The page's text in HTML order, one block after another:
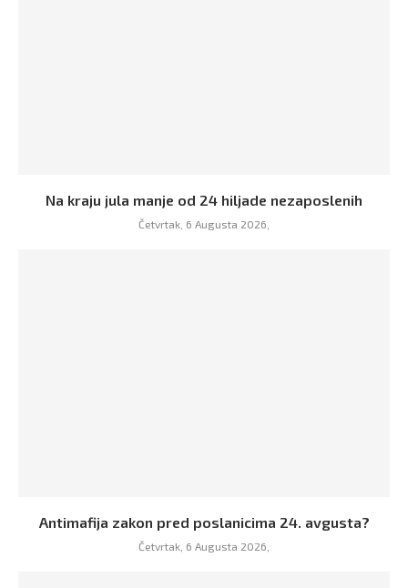
Na kraju jula manje od 24 hiljade nezaposlenih
Četvrtak, 6 Augusta 2026,
Antimafija zakon pred poslanicima 24. avgusta?
Četvrtak, 6 Augusta 2026,